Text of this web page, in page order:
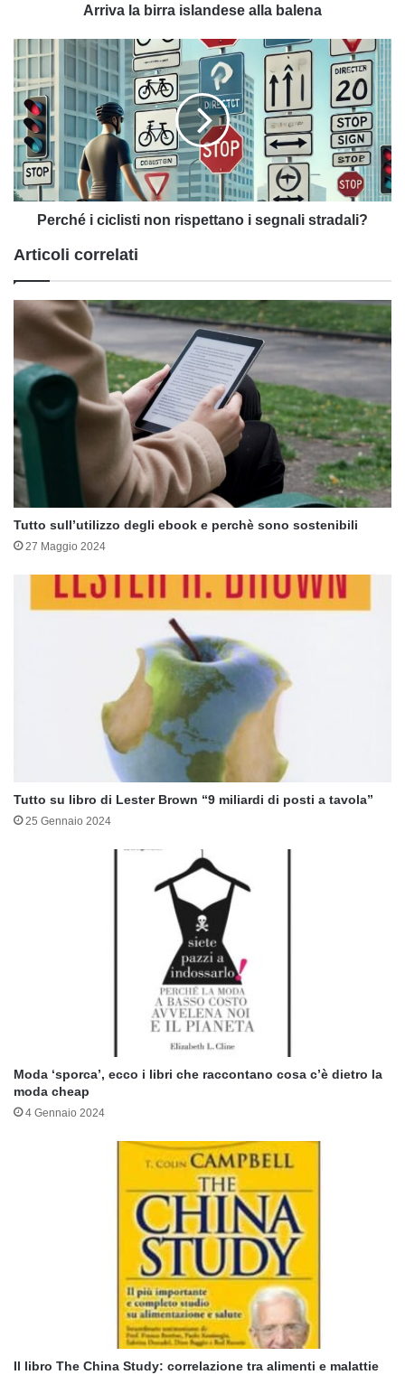
Arriva la birra islandese alla balena
ciclisti
non
rispettano
i
segnali
stradali?
Perché i ciclisti non rispettano i segnali stradali?
Articoli correlati
Tutto sull’utilizzo degli ebook e perchè sono sostenibili
27 Maggio 2024
Tutto su libro di Lester Brown “9 miliardi di posti a tavola”
25 Gennaio 2024
Moda ‘sporca’, ecco i libri che raccontano cosa c’è dietro la
moda cheap
4 Gennaio 2024
Il libro The China Study: correlazione tra alimenti e malattie